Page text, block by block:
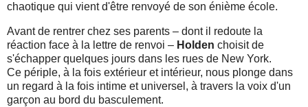
chaotique qui vient d'être renvoyé de son énième école.
Avant de rentrer chez ses parents – dont il redoute la
réaction face à la lettre de renvoi – Holden choisit de
s'échapper quelques jours dans les rues de New York.
Ce périple, à la fois extérieur et intérieur, nous plonge dans
un regard à la fois intime et universel, à travers la voix d'un
garçon au bord du basculement.